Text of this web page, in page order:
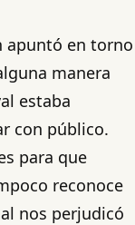
apuntó en torno
manera
estaba
con público.
para que
reconoce
nos perjudicó